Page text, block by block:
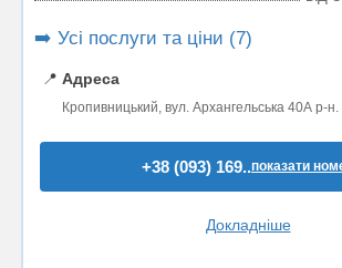
➡️ Усі послуги та ціни (7)
📍 Адреса
Кропивницький, вул. Архангельська 40А р-н.
+38 (093) 169..показати
Докладніше